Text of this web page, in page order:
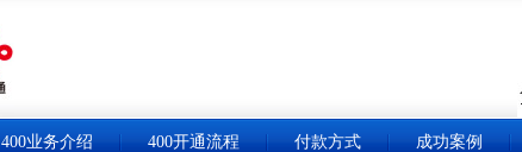
400业务介绍 400开通流程 付款方式 成功案例